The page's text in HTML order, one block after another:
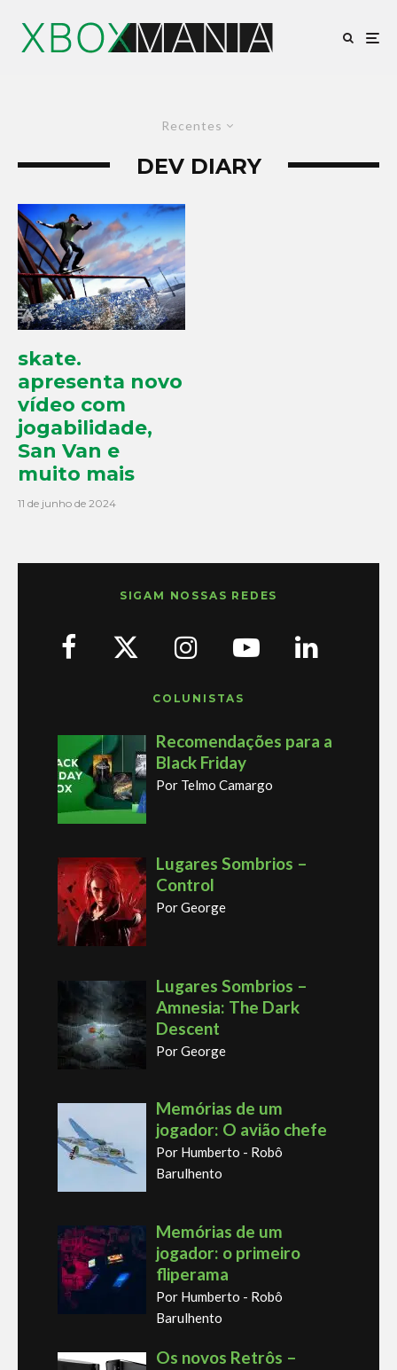
Recentes
DEV DIARY
skate.
apresenta novo
vídeo com
jogabilidade,
San Van e
muito mais
11 de junho de 2024
SIGAM NOSSAS REDES
COLUNISTAS
Recomendações para a
Black Friday
Por Telmo Camargo
Lugares Sombrios –
Control
Por George
Lugares Sombrios –
Amnesia: The Dark
Descent
Por George
Memórias de um
jogador: O avião chefe
Por Humberto - Robô
Barulhento
Memórias de um
jogador: o primeiro
fliperama
Por Humberto - Robô
Barulhento
Os novos Retrôs –